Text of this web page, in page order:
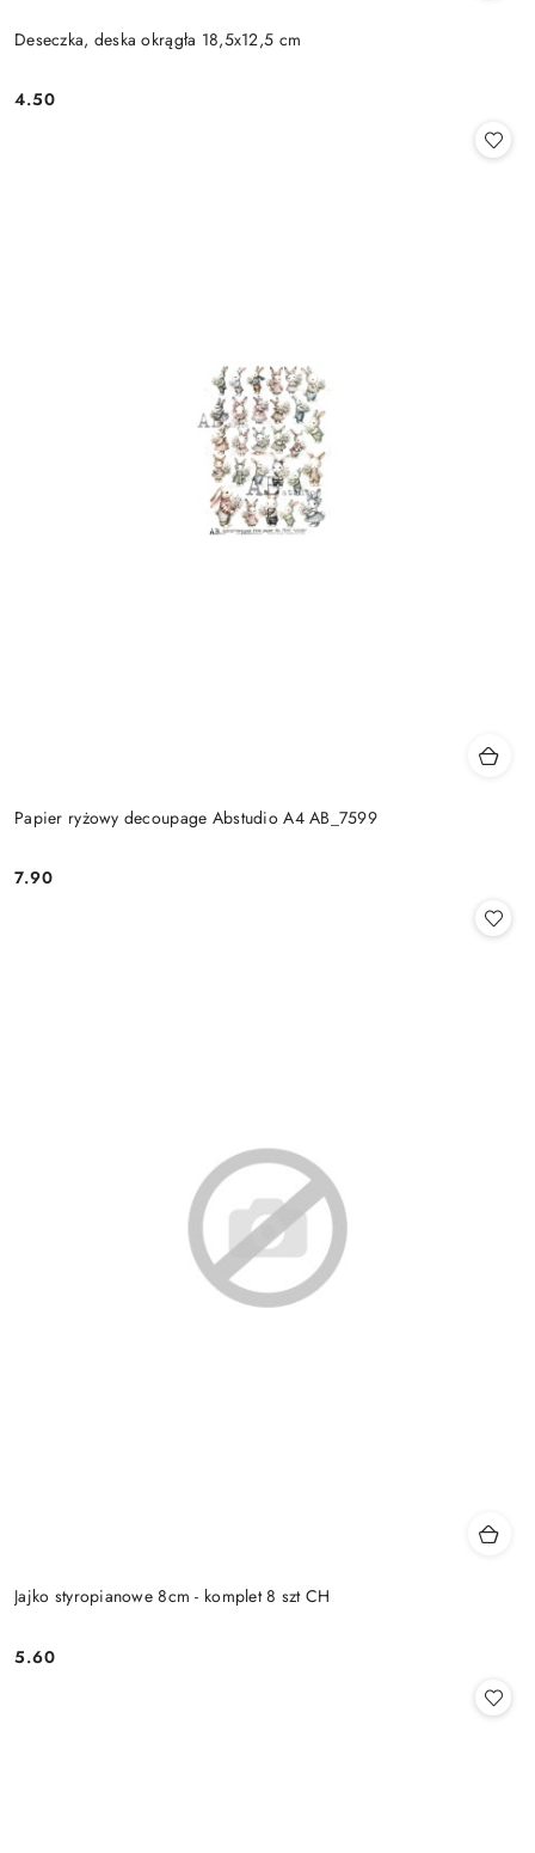
Deseczka, deska okrągła 18,5x12,5 cm
Cena:
4.50
Papier ryżowy decoupage Abstudio A4 AB_7599
Cena:
7.90
Jajko styropianowe 8cm - komplet 8 szt CH
Cena:
5.60